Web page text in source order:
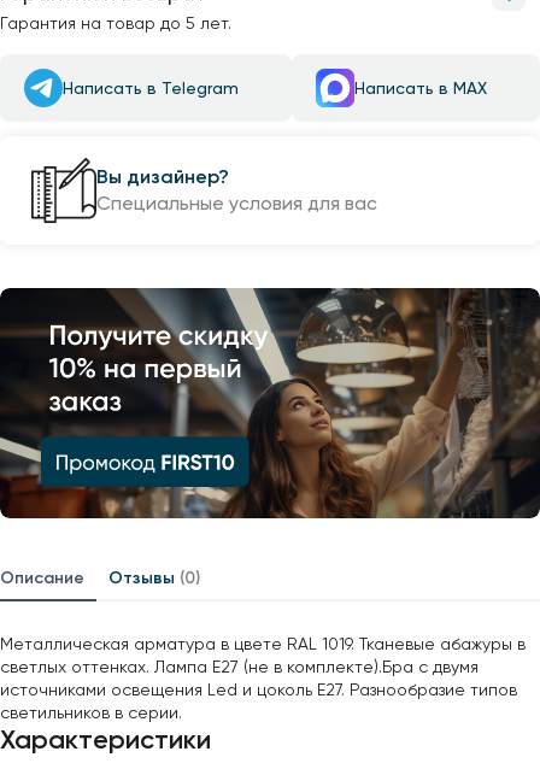
Гарантия на товар до 5 лет.
Написать в Telegram Написать в MAX
Вы дизайнер?
Специальные условия для вас
Описание Отзывы (0)
Металлическая арматура в цвете RAL 1019. Тканевые абажуры в
светлых оттенках. Лампа E27 (не в комплекте).Бра с двумя
источниками освещения Led и цоколь E27. Разнообразие типов
светильников в серии.
Характеристики